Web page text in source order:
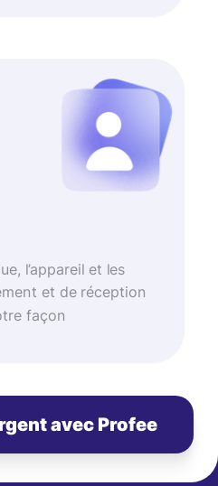
l’appareil et les
et de réception
façon
avec Profee